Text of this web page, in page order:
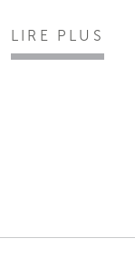
LIRE PLUS